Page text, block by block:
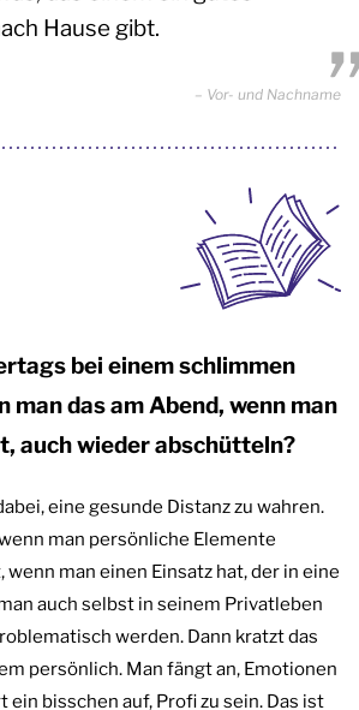
Hause gibt.
Vor- und Nachname
bei einem schlimmen
man das am Abend, wenn man
auch wieder abschütteln?
eine gesunde Distanz zu wahren.
man persönliche Elemente
man einen Einsatz hat, der in eine
auch selbst in seinem Privatleben
werden. Dann kratzt das
persönlich. Man fängt an, Emotionen
ein bisschen auf, Profi zu sein. Das ist